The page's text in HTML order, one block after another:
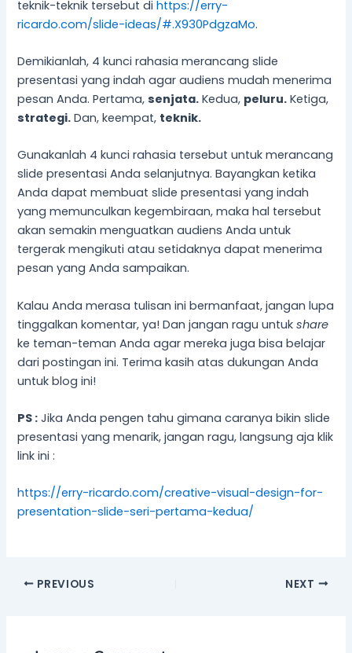
teknik-teknik tersebut dihttps://erry-
ricardo.com/slide-ideas/#.X930PdgzaMo.
Demikianlah, 4 kunci rahasia merancang slide
presentasi yang indah agar audiens mudah menerima
pesan Anda. Pertama,senjata. Kedua, peluru. Ketiga,
strategi. Dan, keempat, teknik.
Gunakanlah 4 kunci rahasia tersebut untuk merancang
slide presentasi Anda selanjutnya. Bayangkan ketika
Anda dapat membuat slide presentasi yang indah
yang memunculkan kegembiraan, maka hal tersebut
akan semakin menguatkan audiens Anda untuk
tergerak mengikuti atau setidaknya dapat menerima
pesan yang Anda sampaikan.
Kalau Anda merasa tulisan ini bermanfaat, jangan lupa
tinggalkan komentar, ya! Dan jangan ragu untukshare
ke teman-teman Anda agar mereka juga bisa belajar
dari postingan ini. Terima kasih atas dukungan Anda
untuk blog ini!
PS : Jika Anda pengen tahu gimana caranya bikin slide
presentasi yang menarik, jangan ragu, langsung aja klik
link ini :
https://erry-ricardo.com/creative-visual-design-for-
presentation-slide-seri-pertama-kedua/
PREVIOUS NEXT